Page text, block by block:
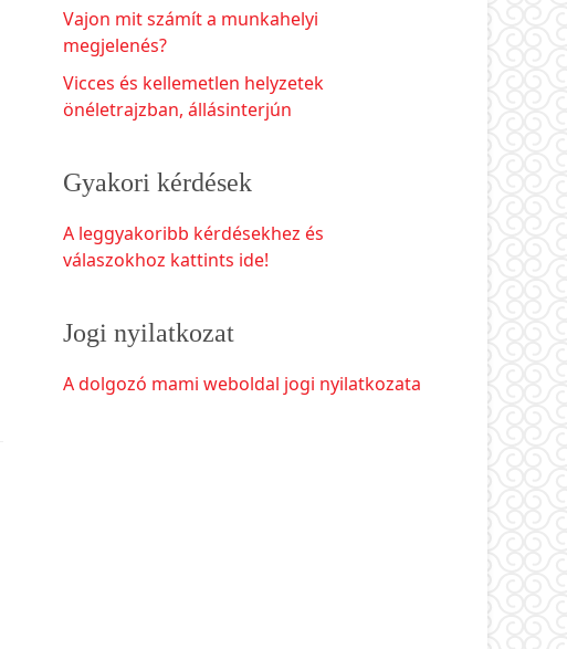
Vajon mit számít a munkahelyi
megjelenés?
Vicces és kellemetlen helyzetek
önéletrajzban, állásinterjún
Gyakori kérdések
A leggyakoribb kérdésekhez és
válaszokhoz kattints ide!
Jogi nyilatkozat
A dolgozó mami weboldal jogi nyilatkozata